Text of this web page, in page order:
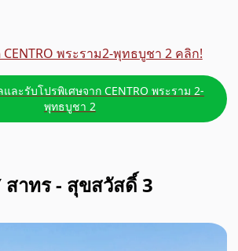
CENTRO พระราม2-พุทธบูชา 2 คลิก!
ละรับโปรพิเศษจาก CENTRO พระราม 2-
พุทธบูชา 2
สาทร - สุขสวัสดิ์ 3